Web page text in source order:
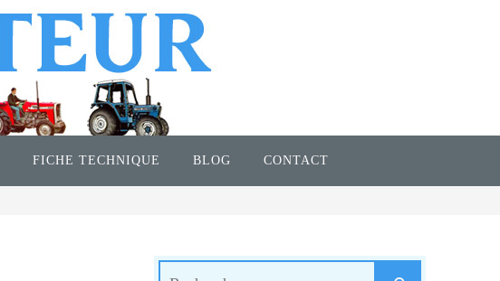
FICHE TECHNIQUE BLOG CONTACT